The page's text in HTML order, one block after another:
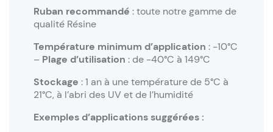
Ruban recommandé : toute notre gamme de
qualité Résine
Température minimum d’application : -10°C
– Plage d’utilisation : de -40°C à 149°C
Stockage : 1 an à une température de 5°C à
21°C, à l’abri des UV et de l’humidité
Exemples d’applications suggérées :